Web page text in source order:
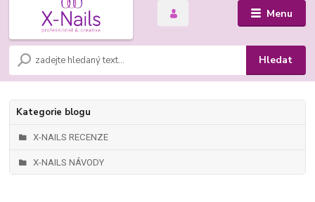
Menu
Hledat
Kategorie blogu
X-NAILS RECENZE
X-NAILS NÁVODY